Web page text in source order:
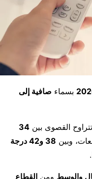
بسماء صافية إلى
القصوى بين 34
وبين 38 و42 درجة
.
والوسط ومن القطاع